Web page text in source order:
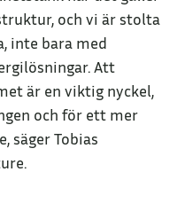
och vi är stolta
inte bara med
Att
är en viktig nyckel,
och för ett mer
säger Tobias